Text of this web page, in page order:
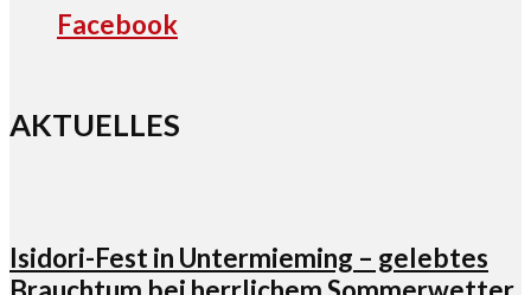
Facebook
AKTUELLES
Isidori-Fest in Untermieming – gelebtes